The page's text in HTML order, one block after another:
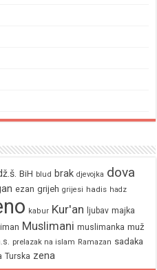
BiH blud brak djevojka dova
ezan grijeh grijesi hadis hadz
kabur Kur'an ljubav majka
Muslimani muslimanka muž
prelazak na islam Ramazan sadaka
Turska zena